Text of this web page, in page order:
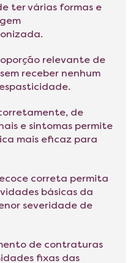
ter várias formas e
relevante de
receber nenhum
de
e sintomas permite
mais eficaz para
correta permita
básicas da
severidade de
de contraturas
fixas das